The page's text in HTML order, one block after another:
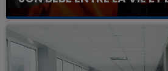
Un homme s'est immolé par
aspergé sa compagne et leur
d'un liquide inflammable.